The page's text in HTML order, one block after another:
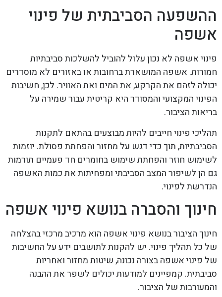
ההשפעה הסביבתית של פינוי
אשפה
פינוי אשפה לא נכון עלול להוביל להשלכות סביבתיות
חמורות. אשפה המושארת ברחובות או באזורים לא מוסדרים
יכולה לזהם את הקרקע, את המים ואת האוויר. לכן, חשיבות
הפינוי המקצועי והמסודר היא קריטית עבור שמירה על
בריאות הציבור.
תהליכי פינוי חייבים להיות מבוצעים בהתאם לתקנות
הסביבתיות, תוך כדי דגש על מחזור והפחתת פסולת. יוזמות
לשימוש חוזר והפחתת שימוש בחומרים חד פעמיים תורמות
גם הן לשיפור המצב הסביבתי ומפחיתות את כמות האשפה
הנדרשת לפינוי.
חינוך והסברה בנושא פינוי אשפה
חינוך הציבור בנושא פינוי אשפה הוא מרכיב מרכזי בהצלחה
של כל תהליך פינוי. יש להקנות לתושבים ידע על החשיבות
של פינוי אשפה בצורה נכונה, שיטות מחזור ואחריות
סביבתית. קמפיינים למודעות יכולים לשפר את ההבנה
והמעורבות של הציבור.